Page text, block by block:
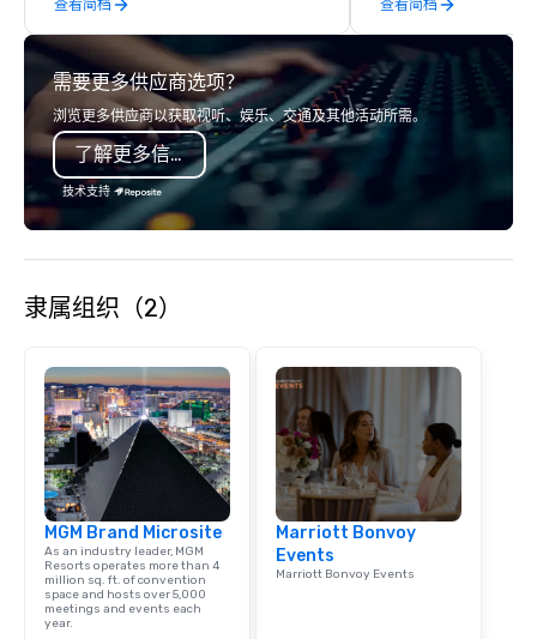
查看简档
creative, advanced
digital,
digital solutions for
in-person events of
查看简档
需要更多供应商选项？
浏览更多供应商以获取视听、娱乐、交通及其他活动所需。
了解更多信息
技术支持
隶属组织（2）
MGM Brand Microsite
As an industry leader, MGM
Resorts operates more than 4
million sq. ft. of convention
space and hosts over 5,000
meetings and events each
year.
Marriott Bonvoy
Events
Marriott Bonvoy Events